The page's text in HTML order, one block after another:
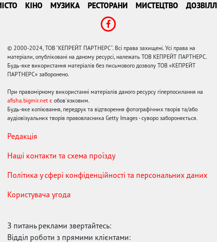
КІНО МУЗИКА РЕСТОРАНИ МИСТЕЦТВО
© 2000-2024, ТОВ "КЕПРЕЙТ ПАРТНЕРС". Всі права захищені. Усі права на
матеріали, опубліковані на даному ресурсі, належать ТОВ КЕПРЕЙТ ПАРТНЕРС.
Будь-яке використання матеріалів без письмового дозволу ТОВ «КЕПРЕЙТ
ПАРТНЕРС» заборонено.
При правомірному використанні матеріалів даного ресурсу гіперпосилання на
afisha.bigmir.net є обов'язковим.
Будь-яке копіювання, передрук та відтворення фотографічних творів та/або
аудіовізуальних творів правовласника Getty Images - суворо забороняється.
Редакція
Наші контакти та схема проїзду
Політика у сфері конфіденційності та персональних даних
Користувача угода
З питань реклами звертайтесь:
Відділ роботи з прямими клієнтами: